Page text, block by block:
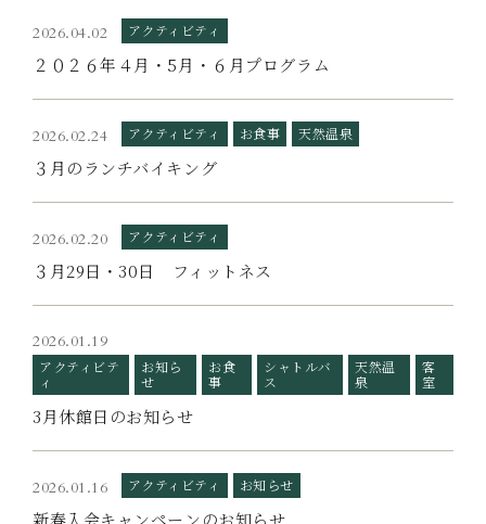
2026.04.02 アクティビティ
２０２６年４月・5月・６月プログラム
2026.02.24 アクティビティ お食事 天然温泉
３月のランチバイキング
2026.02.20 アクティビティ
３月29日・30日 フィットネス
2026.01.19
アクティビテ
ィ
お知ら
せ
お食
事
シャトルバ
ス
天然温
泉
客
室
3月休館日のお知らせ
2026.01.16 アクティビティ お知らせ
新春入会キャンペーンのお知らせ